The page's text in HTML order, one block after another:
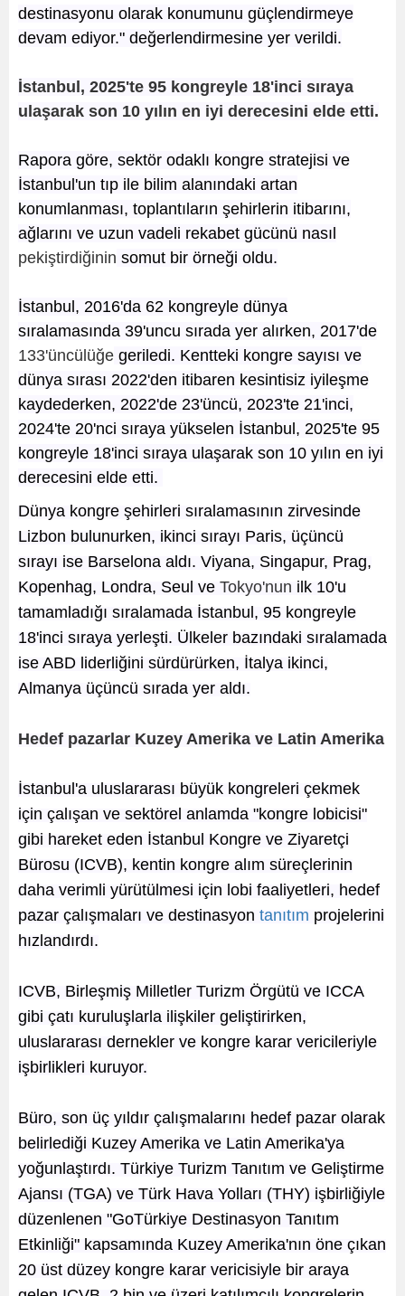
destinasyonu olarak konumunu güçlendirmeye
devam ediyor." değerlendirmesine yer verildi.
İstanbul, 2025'te 95 kongreyle 18'inci sıraya
ulaşarak son 10 yılın en iyi derecesini elde etti.
Rapora göre, sektör odaklı kongre stratejisi ve
İstanbul'un tıp ile bilim alanındaki artan
konumlanması, toplantıların şehirlerin itibarını,
ağlarını ve uzun vadeli rekabet gücünü nasıl
pekiştirdiğinin somut bir örneği oldu.
İstanbul, 2016'da 62 kongreyle dünya
sıralamasında 39'uncu sırada yer alırken, 2017'de
133'üncülüğe geriledi. Kentteki kongre sayısı ve
dünya sırası 2022'den itibaren kesintisiz iyileşme
kaydederken, 2022'de 23'üncü, 2023'te 21'inci,
2024'te 20'nci sıraya yükselen İstanbul, 2025'te 95
kongreyle 18'inci sıraya ulaşarak son 10 yılın en iyi
derecesini elde etti.
Dünya kongre şehirleri sıralamasının zirvesinde
Lizbon bulunurken, ikinci sırayı Paris, üçüncü
sırayı ise Barselona aldı. Viyana, Singapur, Prag,
Kopenhag, Londra, Seul ve Tokyo'nun ilk 10'u
tamamladığı sıralamada İstanbul, 95 kongreyle
18'inci sıraya yerleşti. Ülkeler bazındaki sıralamada
ise ABD liderliğini sürdürürken, İtalya ikinci,
Almanya üçüncü sırada yer aldı.
Hedef pazarlar Kuzey Amerika ve Latin Amerika
İstanbul'a uluslararası büyük kongreleri çekmek
için çalışan ve sektörel anlamda "kongre lobicisi"
gibi hareket eden İstanbul Kongre ve Ziyaretçi
Bürosu (ICVB), kentin kongre alım süreçlerinin
daha verimli yürütülmesi için lobi faaliyetleri, hedef
pazar çalışmaları ve destinasyon tanıtım projelerini
hızlandırdı.
ICVB, Birleşmiş Milletler Turizm Örgütü ve ICCA
gibi çatı kuruluşlarla ilişkiler geliştirirken,
uluslararası dernekler ve kongre karar vericileriyle
işbirlikleri kuruyor.
Büro, son üç yıldır çalışmalarını hedef pazar olarak
belirlediği Kuzey Amerika ve Latin Amerika'ya
yoğunlaştırdı. Türkiye Turizm Tanıtım ve Geliştirme
Ajansı (TGA) ve Türk Hava Yolları (THY) işbirliğiyle
düzenlenen "GoTürkiye Destinasyon Tanıtım
Etkinliği" kapsamında Kuzey Amerika'nın öne çıkan
20 üst düzey kongre karar vericisiyle bir araya